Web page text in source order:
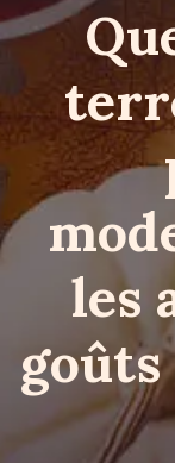
les
goûts